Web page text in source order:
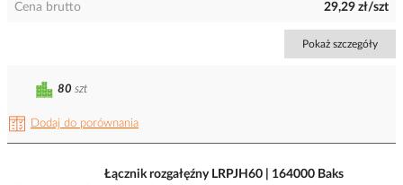
Cena brutto 29,29 zł/szt
Pokaż szczegóły
Dodaj do porównania
80 szt
Łącznik rozgałęźny LRPJH60 | 164000 Baks